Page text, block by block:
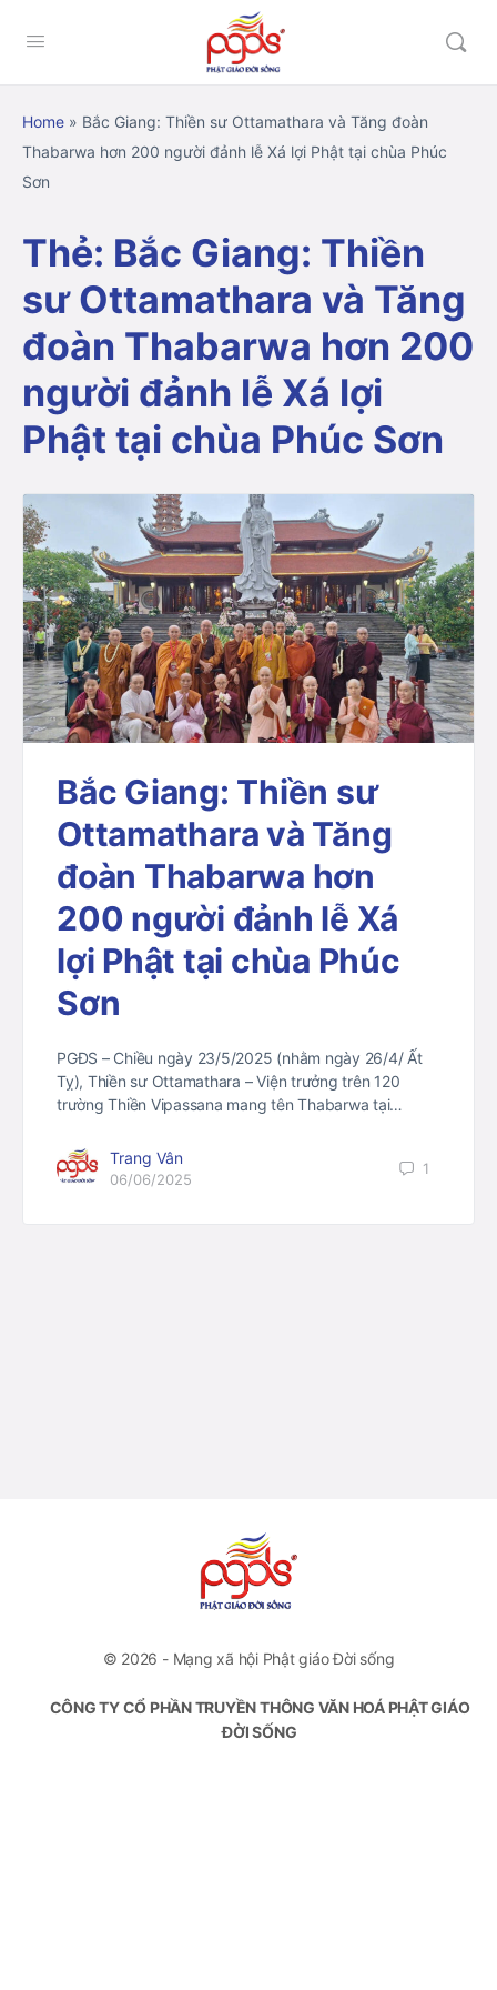
Home » Bắc Giang: Thiền sư Ottamathara và Tăng đoàn
Thabarwa hơn 200 người đảnh lễ Xá lợi Phật tại chùa Phúc
Sơn
Thẻ: Bắc Giang: Thiền
sư Ottamathara và Tăng
đoàn Thabarwa hơn 200
người đảnh lễ Xá lợi
Phật tại chùa Phúc Sơn
Bắc Giang: Thiền sư
Ottamathara và Tăng
đoàn Thabarwa hơn
200 người đảnh lễ Xá
lợi Phật tại chùa Phúc
Sơn
PGĐS – Chiều ngày 23/5/2025 (nhằm ngày 26/4/ Ất
Tỵ), Thiền sư Ottamathara – Viện trưởng trên 120
trường Thiền Vipassana mang tên Thabarwa tại…
Trang Vân
06/06/2025
1
© 2026 - Mạng xã hội Phật giáo Đời sống
CÔNG TY CỔ PHẦN TRUYỀN THÔNG VĂN HOÁ PHẬT GIÁO
ĐỜI SỐNG